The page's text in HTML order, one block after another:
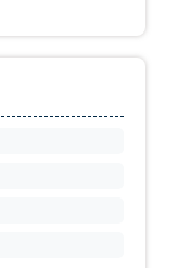
安徽省六安市金安区解放中路宝玑售后服务中心（需提前预约）